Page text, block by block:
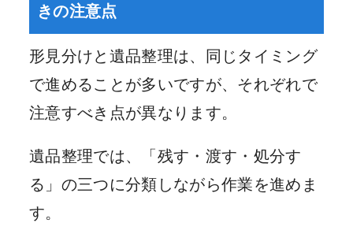
きの注意点
形見分けと遺品整理は、同じタイミング
で進めることが多いですが、それぞれで
注意すべき点が異なります。
遺品整理では、「残す・渡す・処分す
る」の三つに分類しながら作業を進めま
す。